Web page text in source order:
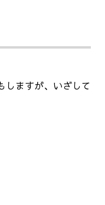
しますが、いざして